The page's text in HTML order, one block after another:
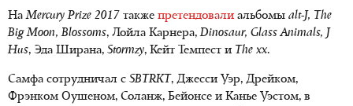
НаMercury Prize 2017 также претендовали альбомы alt-J, The
Big Moon, Blossoms, Лойла Карнера,Dinosaur, Glass Animals, J
Hus, Эда Ширана, Stormzy, Кейт Темпест и The xx.
Самфа сотрудничал с SBTRKT , Джесси Уэр, Дрейком,
Фрэнком Оушеном, Соланж, Бейонсе и Канье Уэстом, в